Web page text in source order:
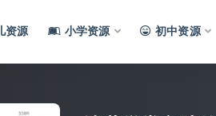
资源 小学资源 初中资源